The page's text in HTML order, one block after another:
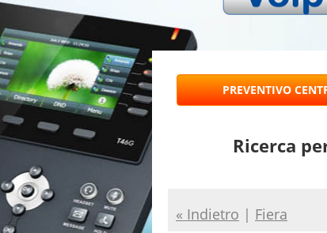
Ricerca
« Indietro | Fiera